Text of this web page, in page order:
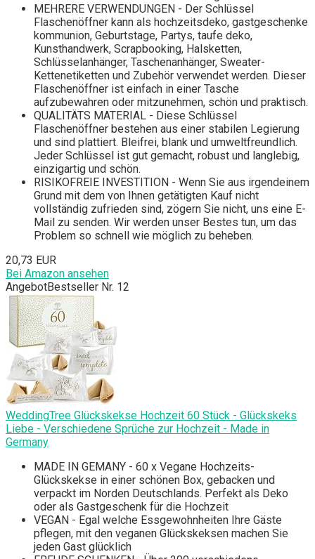
MEHRERE VERWENDUNGEN - Der Schlüssel
Flaschenöffner kann als hochzeitsdeko, gastgeschenke
kommunion, Geburtstage, Partys, taufe deko,
Kunsthandwerk, Scrapbooking, Halsketten,
Schlüsselanhänger, Taschenanhänger, Sweater-
Kettenetiketten und Zubehör verwendet werden. Dieser
Flaschenöffner ist einfach in einer Tasche
aufzubewahren oder mitzunehmen, schön und praktisch.
QUALITÄTS MATERIAL - Diese Schlüssel
Flaschenöffner bestehen aus einer stabilen Legierung
und sind plattiert. Bleifrei, blank und umweltfreundlich.
Jeder Schlüssel ist gut gemacht, robust und langlebig,
einzigartig und schön.
RISIKOFREIE INVESTITION - Wenn Sie aus irgendeinem
Grund mit dem von Ihnen getätigten Kauf nicht
vollständig zufrieden sind, zögern Sie nicht, uns eine E-
Mail zu senden. Wir werden unser Bestes tun, um das
Problem so schnell wie möglich zu beheben.
20,73 EUR
Bei Amazon ansehen
AngebotBestseller Nr. 12
WeddingTree Glückskekse Hochzeit 60 Stück - Glückskeks
Liebe - Verschiedene Sprüche zur Hochzeit - Made in
Germany
MADE IN GEMANY - 60 x Vegane Hochzeits-
Glückskekse in einer schönen Box, gebacken und
verpackt im Norden Deutschlands. Perfekt als Deko
oder als Gastgeschenk für die Hochzeit
VEGAN - Egal welche Essgewohnheiten Ihre Gäste
pflegen, mit den veganen Glückskeksen machen Sie
jeden Gast glücklich